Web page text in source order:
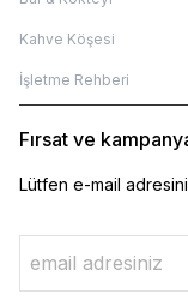
Kahve Köşesi
İşletme Rehberi
Fırsat ve
Lütfen e-mail